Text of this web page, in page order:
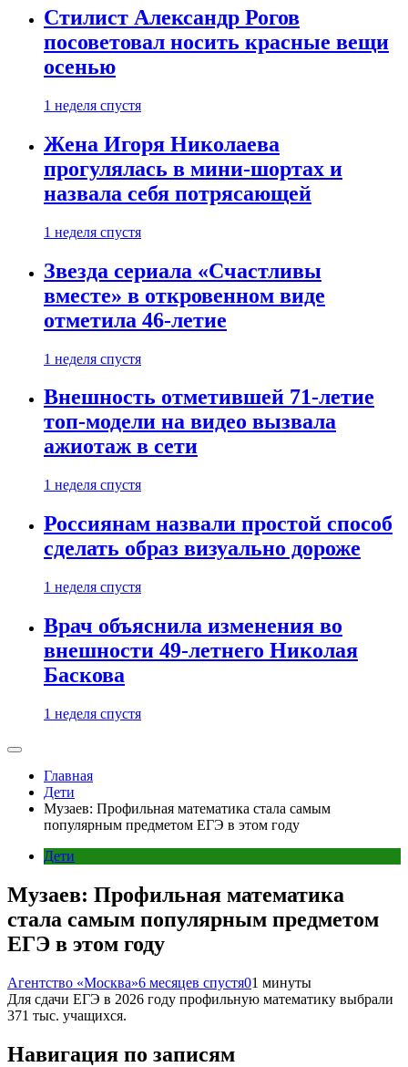
Стилист Александр Рогов
посоветовал носить красные вещи
осенью
1 неделя спустя
Жена Игоря Николаева
прогулялась в мини-шортах и
назвала себя потрясающей
1 неделя спустя
Звезда сериала «Счастливы
вместе» в откровенном виде
отметила 46-летие
1 неделя спустя
Внешность отметившей 71-летие
топ-модели на видео вызвала
ажиотаж в сети
1 неделя спустя
Россиянам назвали простой способ
сделать образ визуально дороже
1 неделя спустя
Врач объяснила изменения во
внешности 49-летнего Николая
Баскова
1 неделя спустя
Главная
Дети
Музаев: Профильная математика стала самым
популярным предметом ЕГЭ в этом году
Дети
Музаев: Профильная математика
стала самым популярным предметом
ЕГЭ в этом году
Агентство «Москва»6 месяцев спустя01 минуты
Для сдачи ЕГЭ в 2026 году профильную математику выбрали
371 тыс. учащихся.
Навигация по записям